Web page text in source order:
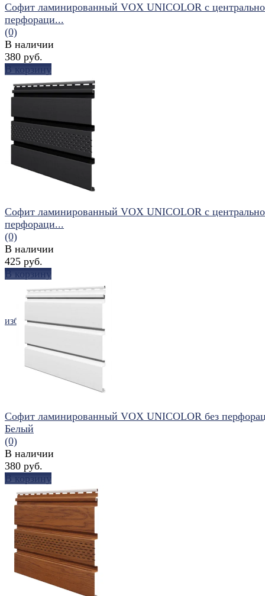
избранное
Софит ламинированный VOX UNICOLOR с
перфораци...
(0)
В наличии
380 руб.
В корзину
избранное сравнить
Софит ламинированный VOX UNICOLOR с
перфораци...
(0)
В наличии
425 руб.
В корзину
избранное сравнить
Софит ламинированный VOX UNICOLOR без
Белый
(0)
В наличии
380 руб.
В корзину